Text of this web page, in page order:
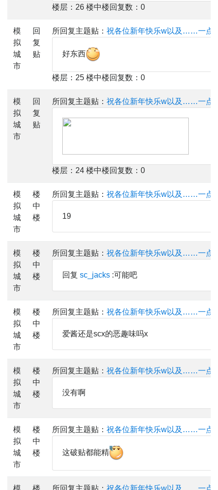
楼层：26 楼中楼回复数：0
模
拟
城
市
回
复
贴
所回复主题贴： 祝各位新年快乐w以及……一点
好东西
楼层：25 楼中楼回复数：0
模
拟
城
市
回
复
贴
所回复主题贴： 祝各位新年快乐w以及……一点
楼层：24 楼中楼回复数：0
模
拟
城
市
楼
中
楼
所回复主题贴： 祝各位新年快乐w以及……一点
19
模
拟
城
市
楼
中
楼
所回复主题贴： 祝各位新年快乐w以及……一点
回复 sc_jacks :可能吧
模
拟
城
市
楼
中
楼
所回复主题贴： 祝各位新年快乐w以及……一点
爱酱还是scx的恶趣味吗x
模
拟
城
市
楼
中
楼
所回复主题贴： 祝各位新年快乐w以及……一点
没有啊
模
拟
城
市
楼
中
楼
所回复主题贴： 祝各位新年快乐w以及……一点
这破贴都能精
模 楼 所回复主题贴： 祝各位新年快乐w以及……一点